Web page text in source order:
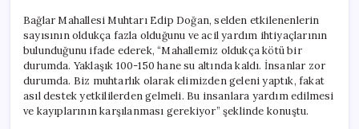
Bağlar Mahallesi Muhtarı Edip Doğan, selden etkilenenlerin
sayısının oldukça fazla olduğunu ve acil yardım ihtiyaçlarının
bulunduğunu ifade ederek, “Mahallemiz oldukça kötü bir
durumda. Yaklaşık 100-150 hane su altında kaldı. İnsanlar zor
durumda. Biz muhtarlık olarak elimizden geleni yaptık, fakat
asıl destek yetkililerden gelmeli. Bu insanlara yardım edilmesi
ve kayıplarının karşılanması gerekiyor” şeklinde konuştu.